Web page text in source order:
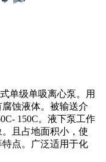
单级单吸离心泵。用
蚀液体。被输送介
150C。液下泵工作
且占地面积小，使
点。广泛适用于化